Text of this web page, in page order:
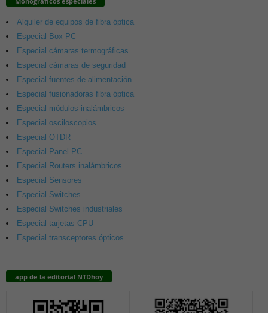
Alquiler de equipos de fibra óptica
Especial Box PC
Especial cámaras termográficas
Especial cámaras de seguridad
Especial fuentes de alimentación
Especial fusionadoras fibra óptica
Especial módulos inalámbricos
Especial osciloscopios
Especial OTDR
Especial Panel PC
Especial Routers inalámbricos
Especial Sensores
Especial Switches
Especial Switches industriales
Especial tarjetas CPU
Especial transceptores ópticos
app de la editorial NTDhoy